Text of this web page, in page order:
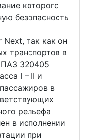
которого
безопасность
так как он
транспортов в
320405
I – II и
в
рельефа
в исполнении
при